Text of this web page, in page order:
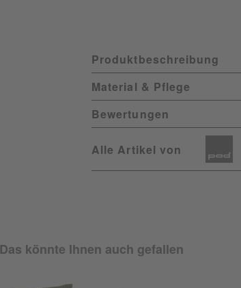
Produktbeschreibung
Material & Pflege
Bewertungen
Alle Artikel von
Das könnte Ihnen auch gefallen